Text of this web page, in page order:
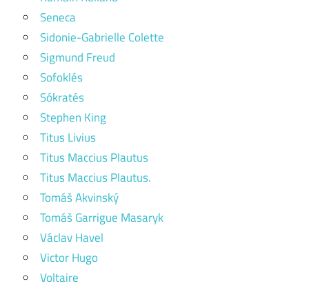
Seneca
Sidonie-Gabrielle Colette
Sigmund Freud
Sofoklés
Sókratés
Stephen King
Titus Livius
Titus Maccius Plautus
Titus Maccius Plautus.
Tomáš Akvinský
Tomáš Garrigue Masaryk
Václav Havel
Victor Hugo
Voltaire